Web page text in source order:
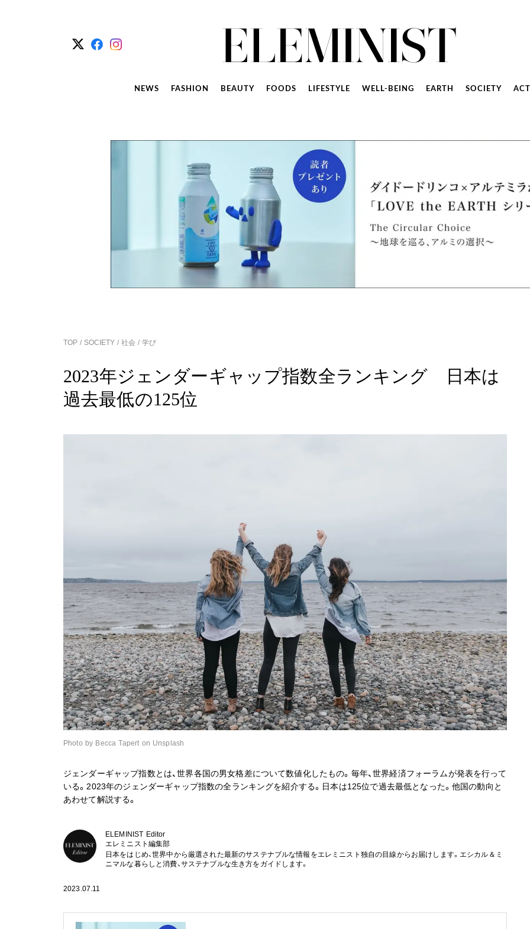
NEWS FASHION BEAUTY FOODS LIFESTYLE WELL-BEING EARTH SOCIETY
TOP SOCIETY 社会 学び
2023年ジェンダーギャップ指数全ランキング 日本は
過去最低の125位
Photo by Becca Tapert on Unsplash
ジェンダーギャップ指数とは、世界各国の男女格差について数値化したもの。毎年、世界経済フォーラムが発表を行って
いる。2023年のジェンダーギャップ指数の全ランキングを紹介する。日本は125位で過去最低となった。他国の動向と
あわせて解説する。
ELEMINIST Editor
エレミニスト編集部
日本をはじめ、世界中から厳選された最新のサステナブルな情報をエレミニスト独自の目線からお届けします。エシカル＆ミ
ニマルな暮らしと消費、サステナブルな生き方をガイドします。
2023.07.11